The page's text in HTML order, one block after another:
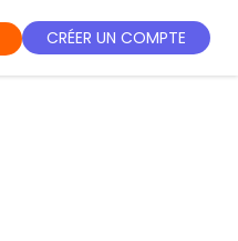
CRÉER UN COMPTE